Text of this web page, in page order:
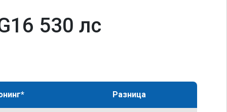
530 лс
Разница